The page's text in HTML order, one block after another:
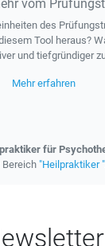
vom
des
Tool heraus?
und tiefgründiger
Mehr erfahren
für
Bereich "Heilpraktiker "